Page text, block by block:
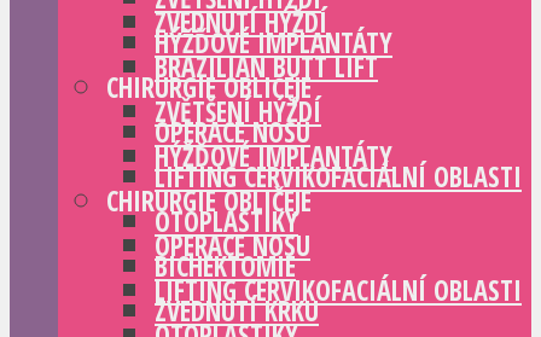
HÝŽĎOVÉ IMPLANTÁTY
CHIRURGIE OBLIČEJE
OPERACE NOSU
LIFTING CERVIKOFACIÁLNÍ OBLASTI
OTOPLASTIKY
BICHEKTOMIE
ZVEDNUTÍ KRKU
ZVEDNUTÍ HÝŽDÍ
BRAZILIAN BUTT LIFT
ZVĚTŠENÍ HÝŽDÍ
HÝŽĎOVÉ IMPLANTÁTY
CHIRURGIE OBLIČEJE
OPERACE NOSU
LIFTING CERVIKOFACIÁLNÍ OBLASTI